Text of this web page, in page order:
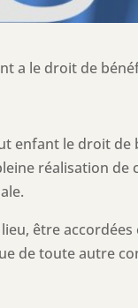
a le droit de
enfant le droit
réalisation de
être
de toute autre